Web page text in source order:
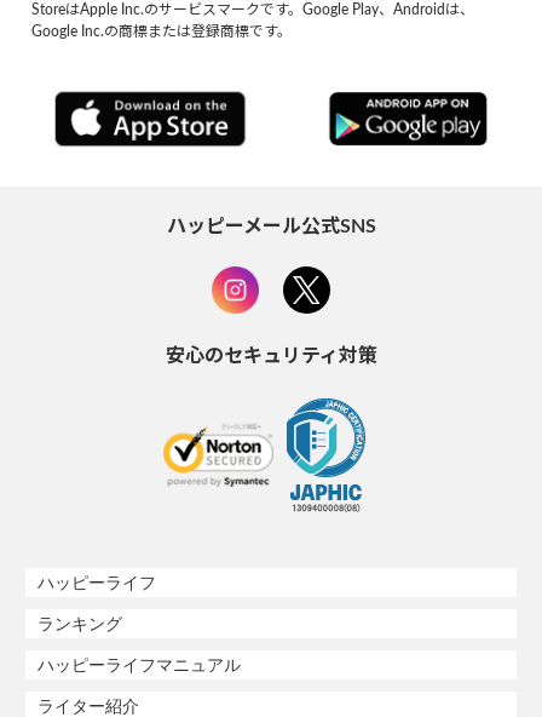
StoreはApple Inc.のサービスマークです。Google Play、Androidは、
Google Inc.の商標または登録商標です。
ハッピーメール公式SNS
安心のセキュリティ対策
ハッピーライフ
ランキング
ハッピーライフマニュアル
ライター紹介